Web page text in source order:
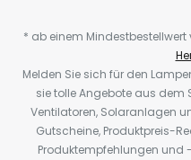
* ab einem Mindestbestellwert
Melden Sie sich für den
sie tolle Angebote aus dem
Ventilatoren, Solaranlagen
Gutscheine, Produktpreis-
Produktempfehlungen und